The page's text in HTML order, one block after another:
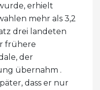
erhielt
mehr als 3,2
drei landeten
frühere
der
übernahm .
dass er nur